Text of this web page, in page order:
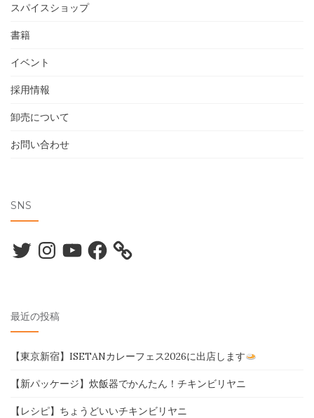
スパイスショップ
書籍
イベント
採用情報
卸売について
お問い合わせ
SNS
TwitterInstagramYouTubeFacebook
最近の投稿
【東京新宿】ISETANカレーフェス2026に出店します
【新パッケージ】炊飯器でかんたん！チキンビリヤニ
【レシピ】ちょうどいいチキンビリヤニ